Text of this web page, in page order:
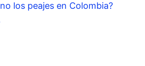
los peajes en Colombia?